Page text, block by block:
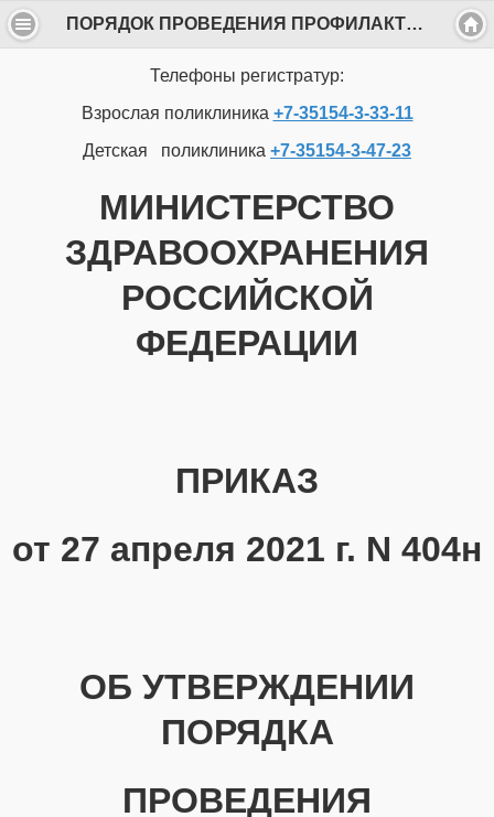
ПОРЯДОК ПРОВЕДЕНИЯ ПРОФИЛАКТИЧЕСКОГО МЕДИЦИНСКОГО ОСМОТРА И ДИСПАНСЕРИЗАЦИИ ОПРЕДЕЛЕННЫХ ГРУПП ВЗРОСЛОГО НАСЕЛЕНИЯ
Телефоны регистратур:
Взрослая поликлиника +7-35154-3-33-11
Детская поликлиника +7-35154-3-47-23
МИНИСТЕРСТВО
ЗДРАВООХРАНЕНИЯ
РОССИЙСКОЙ
ФЕДЕРАЦИИ
ПРИКАЗ
от 27 апреля 2021 г. N 404н
ОБ УТВЕРЖДЕНИИ
ПОРЯДКА
ПРОВЕДЕНИЯ